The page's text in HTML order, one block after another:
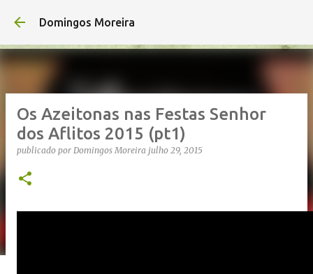
Avançar para o conteúdo principal
Domingos Moreira
Os Azeitonas nas Festas Senhor
dos Aflitos 2015 (pt1)
publicado por Domingos Moreira julho 29, 2015